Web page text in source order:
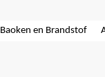
Baoken en Brandstof